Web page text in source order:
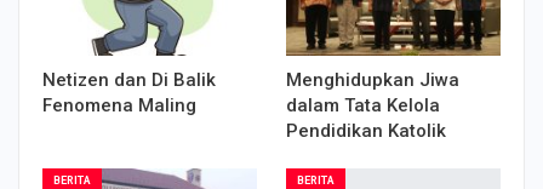
Netizen dan Di Balik
Fenomena Maling
Menghidupkan Jiwa
dalam Tata Kelola
Pendidikan Katolik
BERITA BERITA